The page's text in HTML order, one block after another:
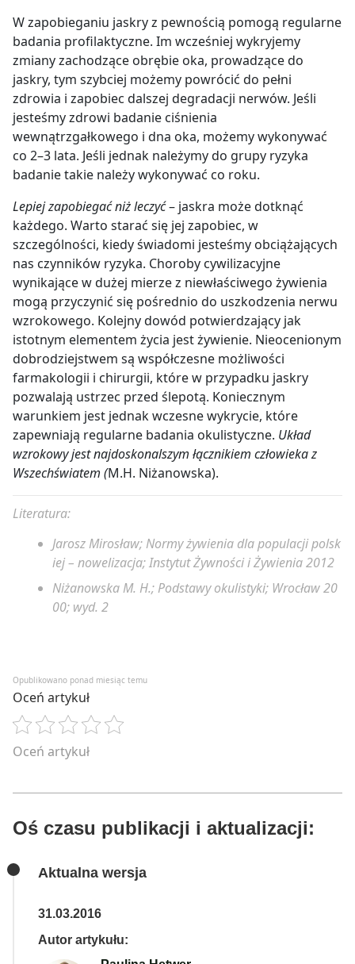
W zapobieganiu jaskry z pewnością pomogą regularne
badania profilaktyczne. Im wcześniej wykryjemy
zmiany zachodzące obrębie oka, prowadzące do
jaskry, tym szybciej możemy powrócić do pełni
zdrowia i zapobiec dalszej degradacji nerwów. Jeśli
jesteśmy zdrowi badanie ciśnienia
wewnątrzgałkowego i dna oka, możemy wykonywać
co 2–3 lata. Jeśli jednak należymy do grupy ryzyka
badanie takie należy wykonywać co roku.
Lepiej zapobiegać niż leczyć– jaskra może dotknąć
każdego. Warto starać się jej zapobiec, w
szczególności, kiedy świadomi jesteśmy obciążających
nas czynników ryzyka. Choroby cywilizacyjne
wynikające w dużej mierze z niewłaściwego żywienia
mogą przyczynić się pośrednio do uszkodzenia nerwu
wzrokowego. Kolejny dowód potwierdzający jak
istotnym elementem życia jest żywienie. Nieocenionym
dobrodziejstwem są współczesne możliwości
farmakologii i chirurgii, które w przypadku jaskry
pozwalają ustrzec przed ślepotą. Koniecznym
warunkiem jest jednak wczesne wykrycie, które
zapewniają regularne badania okulistyczne. Układ
wzrokowy jest najdoskonalszym łącznikiem człowieka z
Wszechświatem (M.H. Niżanowska).
Literatura:
Jarosz Mirosław; Normy żywienia dla populacji polsk
iej – nowelizacja;Instytut Żywności i Żywienia 2012
Niżanowska M. H.; Podstawy okulistyki; Wrocław 20
00; wyd. 2
Opublikowano ponad miesiąc temu
Oceń artykuł
Oceń artykuł
Oś czasu publikacji i aktualizacji:
Aktualna wersja
31.03.2016
Autor artykułu: